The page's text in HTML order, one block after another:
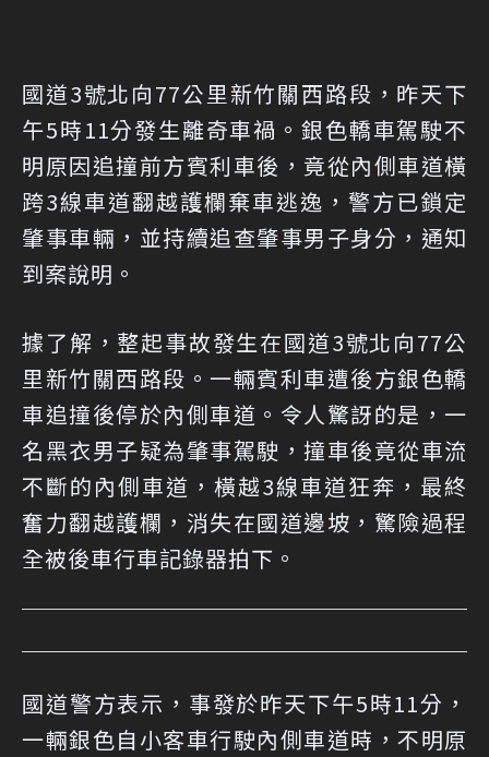
國道3號北向77公里新竹關西路段，昨天下
午5時11分發生離奇車禍。銀色轎車駕駛不
明原因追撞前方賓利車後，竟從內側車道橫
跨3線車道翻越護欄棄車逃逸，警方已鎖定
肇事車輛，並持續追查肇事男子身分，通知
到案說明。
據了解，整起事故發生在國道3號北向77公
里新竹關西路段。一輛賓利車遭後方銀色轎
車追撞後停於內側車道。令人驚訝的是，一
名黑衣男子疑為肇事駕駛，撞車後竟從車流
不斷的內側車道，橫越3線車道狂奔，最終
奮力翻越護欄，消失在國道邊坡，驚險過程
全被後車行車記錄器拍下。
國道警方表示，事發於昨天下午5時11分，
一輛銀色自小客車行駛內側車道時，不明原